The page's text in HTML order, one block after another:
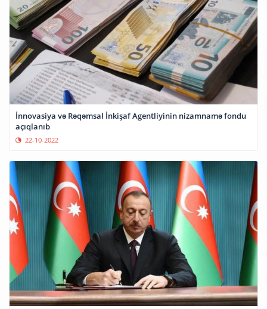
İnnovasiya və Rəqəmsal İnkişaf Agentliyinin nizamnamə fondu
açıqlanıb
22-10-2022